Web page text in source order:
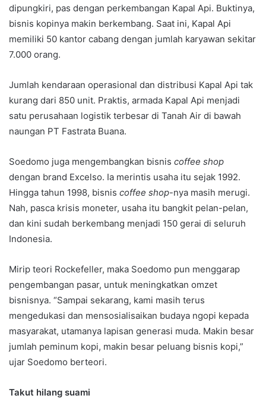
dipungkiri, pas dengan perkembangan Kapal Api. Buktinya,
bisnis kopinya makin berkembang. Saat ini, Kapal Api
memiliki 50 kantor cabang dengan jumlah karyawan sekitar
7.000 orang.
Jumlah kendaraan operasional dan distribusi Kapal Api tak
kurang dari 850 unit. Praktis, armada Kapal Api menjadi
satu perusahaan logistik terbesar di Tanah Air di bawah
naungan PT Fastrata Buana.
Soedomo juga mengembangkan bisnis coffee shop
dengan brand Excelso. Ia merintis usaha itu sejak 1992.
Hingga tahun 1998, bisnis coffee shop-nya masih merugi.
Nah, pasca krisis moneter, usaha itu bangkit pelan-pelan,
dan kini sudah berkembang menjadi 150 gerai di seluruh
Indonesia.
Mirip teori Rockefeller, maka Soedomo pun menggarap
pengembangan pasar, untuk meningkatkan omzet
bisnisnya. “Sampai sekarang, kami masih terus
mengedukasi dan mensosialisaikan budaya ngopi kepada
masyarakat, utamanya lapisan generasi muda. Makin besar
jumlah peminum kopi, makin besar peluang bisnis kopi,”
ujar Soedomo berteori.
Takut hilang suami